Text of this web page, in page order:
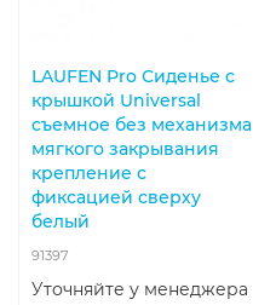
LAUFEN Pro Сиденье с
крышкой Universal
съемное без механизма
мягкого закрывания
крепление с
фиксацией сверху
белый
91397
Уточняйте у менеджера